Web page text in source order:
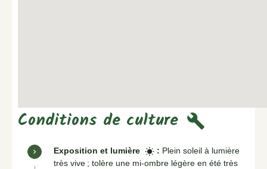
Conditions de culture build
Exposition et lumière wb_sunny : Plein soleil à lumière
très vive ; tolère une mi-ombre légère en été très